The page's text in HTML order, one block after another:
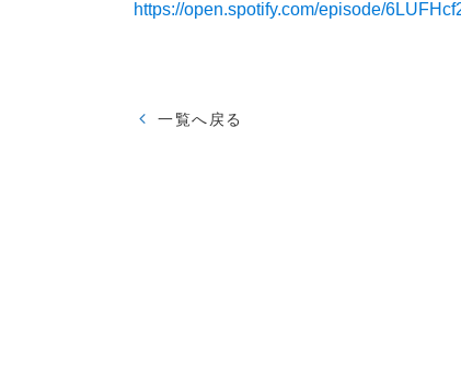
https://open.spotify.com/episode/
一覧へ戻る